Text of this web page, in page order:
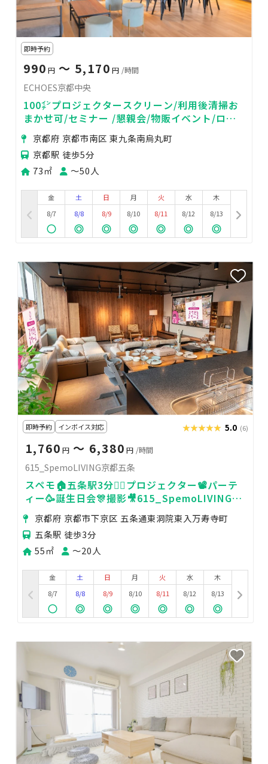
即時予約
990 円 〜 5,170 円 /時間
ECHOES京都中央
100㌅プロジェクタースクリーン/利用後清掃お
まかせ可/セミナー /懇親会/物販イベント/ロケ
撮影に◎オシャレな内装のスペース
京都府 京都市南区 東九条南烏丸町
京都駅 徒歩5分
73㎡
〜50人
金
8/7
土
8/8
日
8/9
月
8/10
火
8/11
水
8/12
木
8/13
即時予約 インボイス対応 ★★★★★
★★★★★ 5.0 (6)
1,760 円〜 6,380 円 /時間
615_SpemoLIVING京都五条
スペモ🏠五条駅3分🚶‍♀️プロジェクター📽️パーテ
ィー🥳誕生日会🎊撮影🎥615_SpemoLIVING京
都五条
京都府 京都市下京区 五条通東洞院東入万寿寺町
五条駅 徒歩3分
55㎡
〜20人
金
8/7
土
8/8
日
8/9
月
8/10
火
8/11
水
8/12
木
8/13